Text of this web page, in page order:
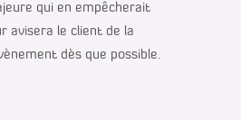
qui en empêcherait
avisera le client de la
dès que possible.